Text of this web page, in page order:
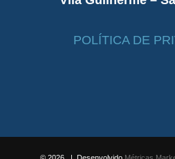
POLÍTICA DE